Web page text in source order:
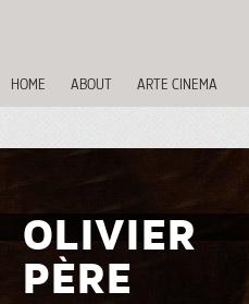
HOME ABOUT ARTE CINEMA
OLIVIER
PÈRE